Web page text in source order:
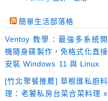
即時通訊 (23)
壓縮軟體 (9)
安全防護 (55)
影音播放 (51)
影音轉檔 (81)
簡單生活部落格
Ventoy 教學：最強多系統開
機隨身碟製作，免格式化直接
安裝 Windows 11 與 Linux
[竹北聚餐推薦] 草根匯私廚料
理：老饕私房台菜合菜料理 x